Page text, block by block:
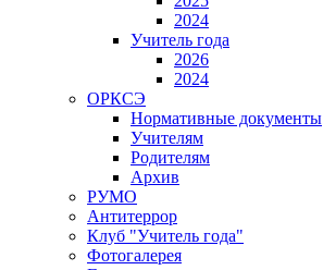
2024
Учитель года
2026
2024
ОРКСЭ
Нормативные документы
Учителям
Родителям
Архив
РУМО
Антитеррор
Клуб "Учитель года"
Фотогалерея